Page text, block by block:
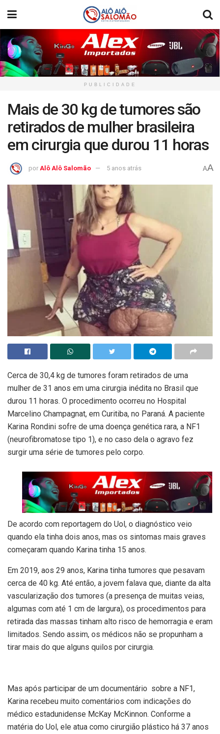
PUBLICIDADE
Mais de 30 kg de tumores são
retirados de mulher brasileira
em cirurgia que durou 11 horas
por Alô Alô Salomão 5 anos atrás AA
Cerca de 30,4 kg de tumores foram retirados de uma
mulher de 31 anos em uma cirurgia inédita no Brasil que
durou 11 horas. O procedimento ocorreu no Hospital
Marcelino Champagnat, em Curitiba, no Paraná. A paciente
Karina Rondini sofre de uma doença genética rara, a NF1
(neurofibromatose tipo 1), e no caso dela o agravo fez
surgir uma série de tumores pelo corpo.
De acordo com reportagem do Uol, o diagnóstico veio
quando ela tinha dois anos, mas os sintomas mais graves
começaram quando Karina tinha 15 anos.
Em 2019, aos 29 anos, Karina tinha tumores que pesavam
cerca de 40 kg. Até então, a jovem falava que, diante da alta
vascularização dos tumores (a presença de muitas veias,
algumas com até 1 cm de largura), os procedimentos para
retirada das massas tinham alto risco de hemorragia e eram
limitados. Sendo assim, os médicos não se propunham a
tirar mais do que alguns quilos por cirurgia.
Mas após participar de um documentário sobre a NF1,
Karina recebeu muito comentários com indicações do
médico estadunidense McKay McKinnon. Conforme a
matéria do Uol, ele atua como cirurgião plástico há 37 anos